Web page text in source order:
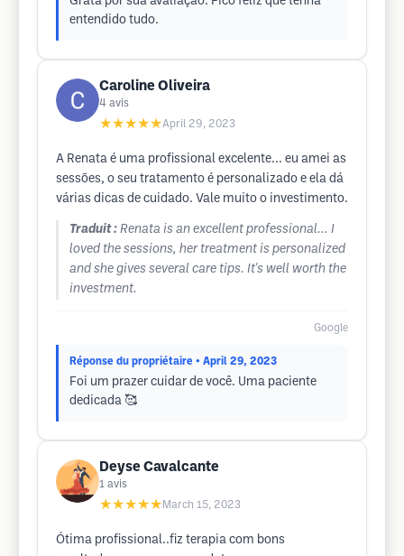
entendido tudo.
Caroline Oliveira
4 avis
★★★★★April 29, 2023
A Renata é uma profissional excelente... eu amei as
sessões, o seu tratamento é personalizado e ela dá
várias dicas de cuidado. Vale muito o investimento.
Traduit : Renata is an excellent professional... I
loved the sessions, her treatment is personalized
and she gives several care tips. It's well worth the
investment.
Google
Réponse du propriétaire • April 29, 2023
Foi um prazer cuidar de você. Uma paciente
dedicada 🥰
Deyse Cavalcante
1 avis
★★★★★ March 15, 2023
Ótima profissional..fiz terapia com bons